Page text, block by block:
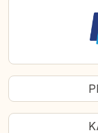
cały
Szukasz
akcji